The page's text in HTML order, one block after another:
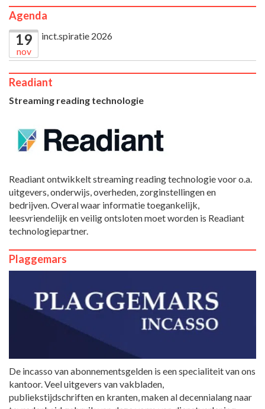
Agenda
19
nov
inct.spiratie 2026
Readiant
Streaming reading technologie
Readiant ontwikkelt streaming reading technologie voor o.a.
uitgevers, onderwijs, overheden, zorginstellingen en
bedrijven. Overal waar informatie toegankelijk,
leesvriendelijk en veilig ontsloten moet worden is Readiant
technologiepartner.
Plaggemars
De incasso van abonnementsgelden is een specialiteit van ons
kantoor. Veel uitgevers van vakbladen,
publiekstijdschriften en kranten, maken al decennialang naar